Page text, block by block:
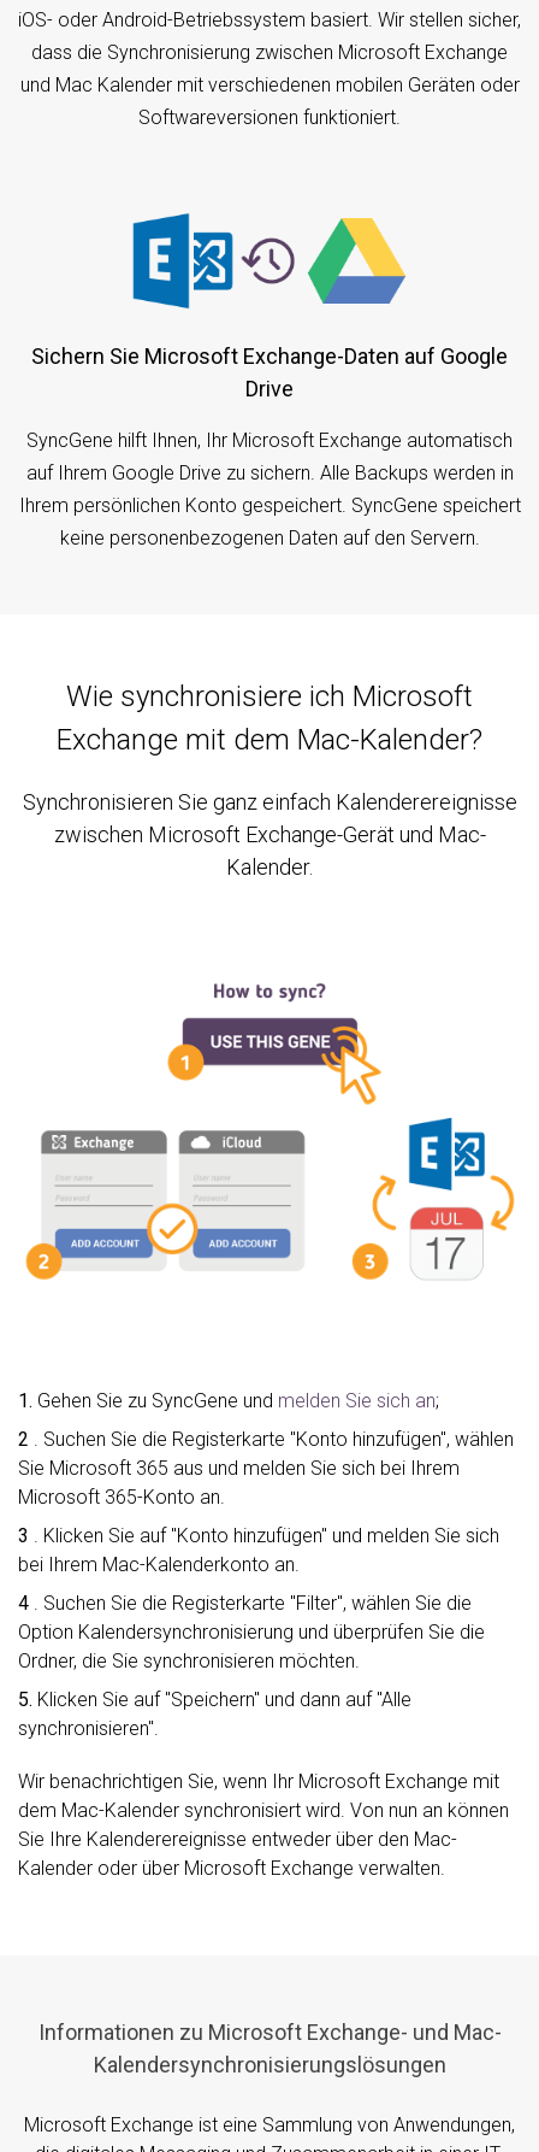
iOS- oder Android-Betriebssystem basiert. Wir stellen sicher,
dass die Synchronisierung zwischen Microsoft Exchange
und Mac Kalender mit verschiedenen mobilen Geräten oder
Softwareversionen funktioniert.
Sichern Sie Microsoft Exchange-Daten auf Google
Drive
SyncGene hilft Ihnen, Ihr Microsoft Exchange automatisch
auf Ihrem Google Drive zu sichern. Alle Backups werden in
Ihrem persönlichen Konto gespeichert. SyncGene speichert
keine personenbezogenen Daten auf den Servern.
Wie synchronisiere ich Microsoft
Exchange mit dem Mac-Kalender?
Synchronisieren Sie ganz einfach Kalenderereignisse
zwischen Microsoft Exchange-Gerät und Mac-
Kalender.
1. Gehen Sie zu SyncGene und melden Sie sich an;
2 . Suchen Sie die Registerkarte "Konto hinzufügen", wählen
Sie Microsoft 365 aus und melden Sie sich bei Ihrem
Microsoft 365-Konto an.
3 . Klicken Sie auf "Konto hinzufügen" und melden Sie sich
bei Ihrem Mac-Kalenderkonto an.
4 . Suchen Sie die Registerkarte "Filter", wählen Sie die
Option Kalendersynchronisierung und überprüfen Sie die
Ordner, die Sie synchronisieren möchten.
5. Klicken Sie auf "Speichern" und dann auf "Alle
synchronisieren".
Wir benachrichtigen Sie, wenn Ihr Microsoft Exchange mit
dem Mac-Kalender synchronisiert wird. Von nun an können
Sie Ihre Kalenderereignisse entweder über den Mac-
Kalender oder über Microsoft Exchange verwalten.
Informationen zu Microsoft Exchange- und Mac-
Kalendersynchronisierungslösungen
Microsoft Exchange ist eine Sammlung von Anwendungen,